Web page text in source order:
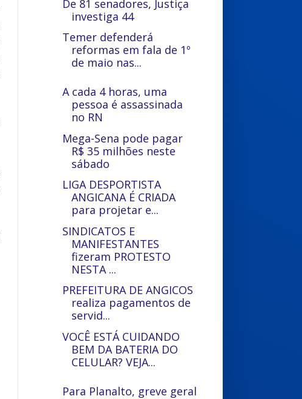
De 81 senadores, Justiça
investiga 44
Temer defenderá
reformas em fala de 1º
de maio nas...
A cada 4 horas, uma
pessoa é assassinada
no RN
Mega-Sena pode pagar
R$ 35 milhões neste
sábado
LIGA DESPORTISTA
ANGICANA É CRIADA
para projetar e...
SINDICATOS E
MANIFESTANTES
fizeram PROTESTO
NESTA ...
PREFEITURA DE ANGICOS
realiza pagamentos de
servid...
VOCÊ ESTÁ CUIDANDO
BEM DA BATERIA DO
CELULAR? VEJA...
Para Planalto, greve geral